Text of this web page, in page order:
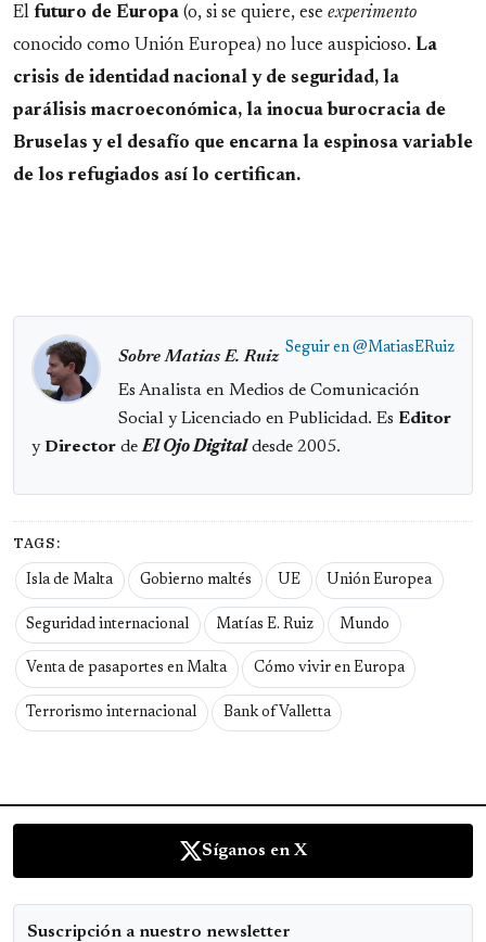
El futuro de Europa (o, si se quiere, ese experimento
conocido como Unión Europea) no luce auspicioso. La
crisis de identidad nacional y de seguridad, la
parálisis macroeconómica, la inocua burocracia de
Bruselas y el desafío que encarna la espinosa variable
de los refugiados así lo certifican.
Seguir en @MatiasERuiz
Sobre Matias E. Ruiz
Es Analista en Medios de Comunicación
Social y Licenciado en Publicidad. Es Editor
y Director deEl Ojo Digitaldesde 2005.
TAGS:
Isla de Malta Gobierno maltés UE Unión Europea
Seguridad internacional Matías E. Ruiz Mundo
Venta de pasaportes en Malta Cómo vivir en Europa
Terrorismo internacional Bank of Valletta
Síganos en X
Suscripción a nuestro newsletter